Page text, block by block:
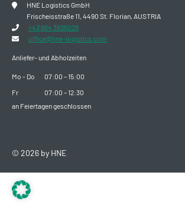
HNE Logistics GmbH
Frischeisstraße 11, 4490 St. Florian, AUSTRIA
+43 664 3835028
office@hne-logistics.com
Anliefer- und Abholzeiten
Mo - Do
07:00 – 15:00
Fr
07:00 – 12:30
an Feiertagen geschlossen
© 2026 by HNE